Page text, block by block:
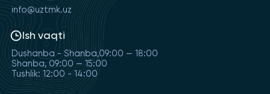
info@uztmk.uz
Ish vaqti
Dushanba - Shanba,09:00 — 18:00
Shanba, 09:00 — 15:00
Tushlik: 12:00 - 14:00